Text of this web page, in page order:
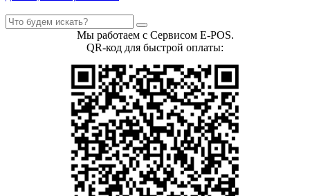
Мы работаем с Сервисом E-POS.
QR-код для быстрой оплаты: